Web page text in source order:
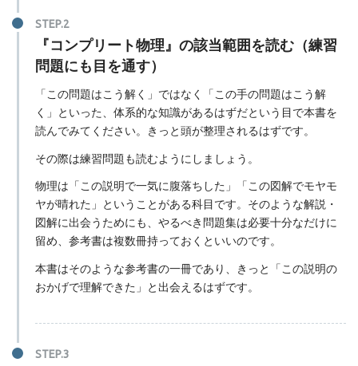
『コンプリート物理』の該当範囲を読む（練習
問題にも目を通す）
「この問題はこう解く」ではなく「この手の問題はこう解
く」といった、体系的な知識があるはずだという目で本書を
読んでみてください。きっと頭が整理されるはずです。
その際は練習問題も読むようにしましょう。
物理は「この説明で一気に腹落ちした」「この図解でモヤモ
ヤが晴れた」ということがある科目です。そのような解説・
図解に出会うためにも、やるべき問題集は必要十分なだけに
留め、参考書は複数冊持っておくといいのです。
本書はそのような参考書の一冊であり、きっと「この説明の
おかげで理解できた」と出会えるはずです。